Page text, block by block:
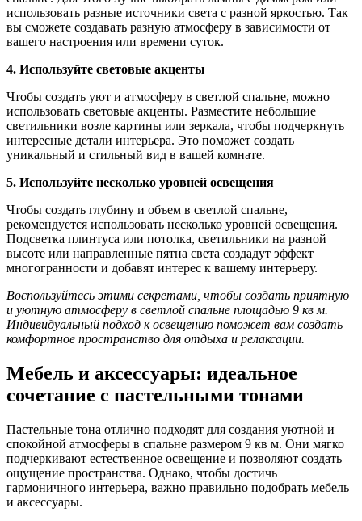
использовать разные источники света с разной яркостью. Так
вы сможете создавать разную атмосферу в зависимости от
вашего настроения или времени суток.
4. Используйте световые акценты
Чтобы создать уют и атмосферу в светлой спальне, можно
использовать световые акценты. Разместите небольшие
светильники возле картины или зеркала, чтобы подчеркнуть
интересные детали интерьера. Это поможет создать
уникальный и стильный вид в вашей комнате.
5. Используйте несколько уровней освещения
Чтобы создать глубину и объем в светлой спальне,
рекомендуется использовать несколько уровней освещения.
Подсветка плинтуса или потолка, светильники на разной
высоте или направленные пятна света создадут эффект
многогранности и добавят интерес к вашему интерьеру.
Воспользуйтесь этими секретами, чтобы создать приятную
и уютную атмосферу в светлой спальне площадью 9 кв м.
Индивидуальный подход к освещению поможет вам создать
комфортное пространство для отдыха и релаксации.
Мебель и аксессуары: идеальное
сочетание с пастельными тонами
Пастельные тона отлично подходят для создания уютной и
спокойной атмосферы в спальне размером 9 кв м. Они мягко
подчеркивают естественное освещение и позволяют создать
ощущение пространства. Однако, чтобы достичь
гармоничного интерьера, важно правильно подобрать мебель
и аксессуары.